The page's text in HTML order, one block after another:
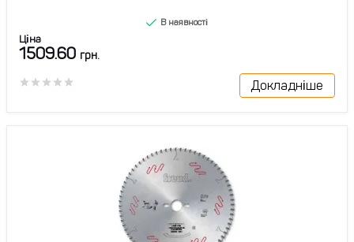
В наявності
Ціна
1509.60 грн.
Докладніше